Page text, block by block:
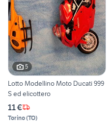
5
Lotto Modellino Moto Ducati 999
S ed elicottero
11 €
Torino(TO)